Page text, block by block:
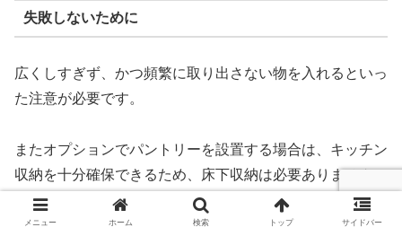
失敗しないために
広くしすぎず、かつ頻繁に取り出さない物を入れるといっ
た注意が必要です。
またオプションでパントリーを設置する場合は、キッチン
収納を十分確保できるため、床下収納は必要ありません。
メニュー ホーム 検索 トップ サイドバー